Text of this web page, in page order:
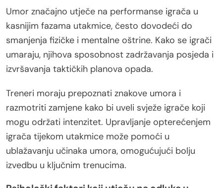
Umor značajno utječe na performanse igrača u
kasnijim fazama utakmice, često dovodeći do
smanjenja fizičke i mentalne oštrine. Kako se igrači
umaraju, njihova sposobnost zadržavanja posjeda i
izvršavanja taktičkih planova opada.
Treneri moraju prepoznati znakove umora i
razmotriti zamjene kako bi uveli svježe igrače koji
mogu održati intenzitet. Upravljanje opterećenjem
igrača tijekom utakmice može pomoći u
ublažavanju učinaka umora, omogućujući bolju
izvedbu u ključnim trenucima.